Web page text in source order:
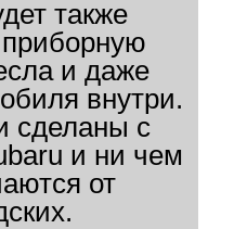
также
и даже
внутри.
сделаны с
и ни чем
от